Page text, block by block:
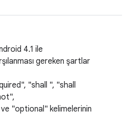
4.1 ile
gereken şartlar
"shall ", "shall
"optional" kelimelerinin